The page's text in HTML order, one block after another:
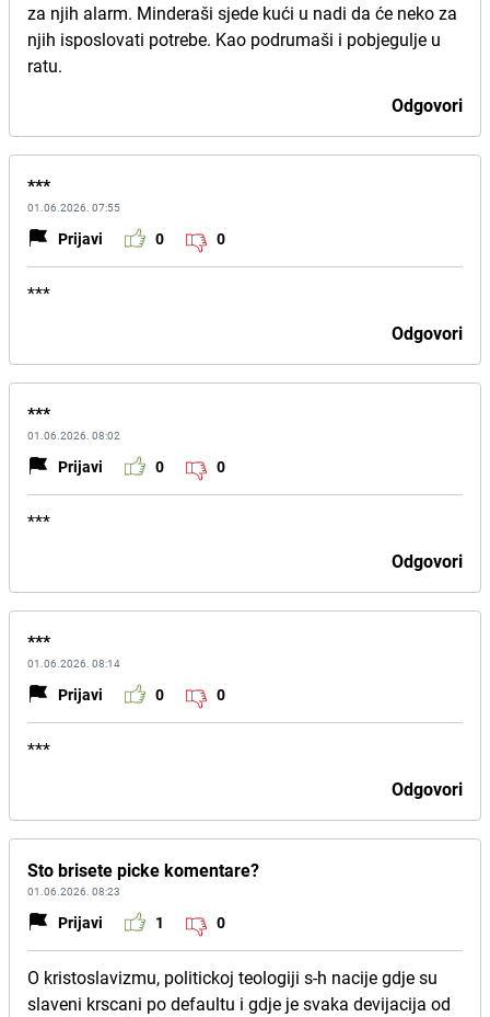
za njih alarm. Minderaši sjede kući u nadi da će neko za
njih isposlovati potrebe. Kao podrumaši i pobjegulje u
ratu.
Odgovori
***
01.06.2026. 07:55
Prijavi 0 0
***
Odgovori
***
01.06.2026. 08:02
Prijavi 0 0
***
Odgovori
***
01.06.2026. 08:14
Prijavi 0 0
***
Odgovori
Sto brisete picke komentare?
01.06.2026. 08:23
Prijavi 1 0
O kristoslavizmu, politickoj teologiji s-h nacije gdje su
slaveni krscani po defaultu i gdje je svaka devijacija od